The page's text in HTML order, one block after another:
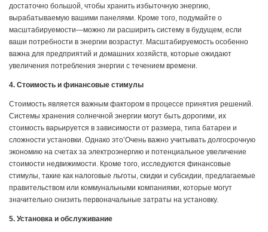
достаточно большой, чтобы хранить избыточную энергию,
вырабатываемую вашими панелями. Кроме того, подумайте о
масштабируемости—можно ли расширить систему в будущем, если
ваши потребности в энергии возрастут. Масштабируемость особенно
важна для предприятий и домашних хозяйств, которые ожидают
увеличения потребления энергии с течением времени.
4. Стоимость и финансовые стимулы
Стоимость является важным фактором в процессе принятия решений.
Системы хранения солнечной энергии могут быть дорогими, их
стоимость варьируется в зависимости от размера, типа батареи и
сложности установки. Однако это’Очень важно учитывать долгосрочную
экономию на счетах за электроэнергию и потенциальное увеличение
стоимости недвижимости. Кроме того, исследуются финансовые
стимулы, такие как налоговые льготы, скидки и субсидии, предлагаемые
правительством или коммунальными компаниями, которые могут
значительно снизить первоначальные затраты на установку.
5. Установка и обслуживание